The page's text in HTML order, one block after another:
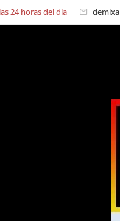
24 horas del día